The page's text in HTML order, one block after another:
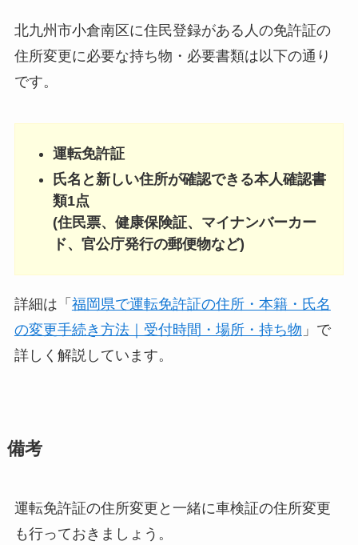
北九州市小倉南区に住民登録がある人の免許証の
住所変更に必要な持ち物・必要書類は以下の通り
です。
運転免許証
氏名と新しい住所が確認できる本人確認書
類1点
(住民票、健康保険証、マイナンバーカー
ド、官公庁発行の郵便物など)
詳細は「 福岡県で運転免許証の住所・本籍・氏名
の変更手続き方法｜受付時間・場所・持ち物 」で
詳しく解説しています。
備考
運転免許証の住所変更と一緒に車検証の住所変更
も行っておきましょう。